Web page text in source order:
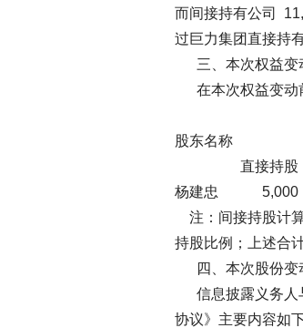
而间接持有公司
过巨力集团直接持
三、本次权益变
在本次权益变动
本次
股东名称
直接持
杨建忠 5,000
注：间接持股计
持股比例；上述合
四、本次股份变
信息披露义务人
协议》主要内容如下